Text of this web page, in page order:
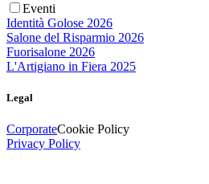
Eventi
Identità Golose 2026
Salone del Risparmio 2026
Fuorisalone 2026
L'Artigiano in Fiera 2025
Legal
CorporateCookie Policy
Privacy Policy